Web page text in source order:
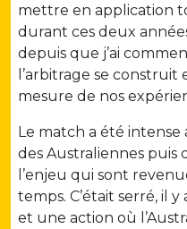
mettre en application
durant ces deux
depuis que j’ai
l’arbitrage se construit
mesure de nos
Le match a été
des Australiennes puis
l’enjeu qui sont
temps. C’était serré, il
et une action où